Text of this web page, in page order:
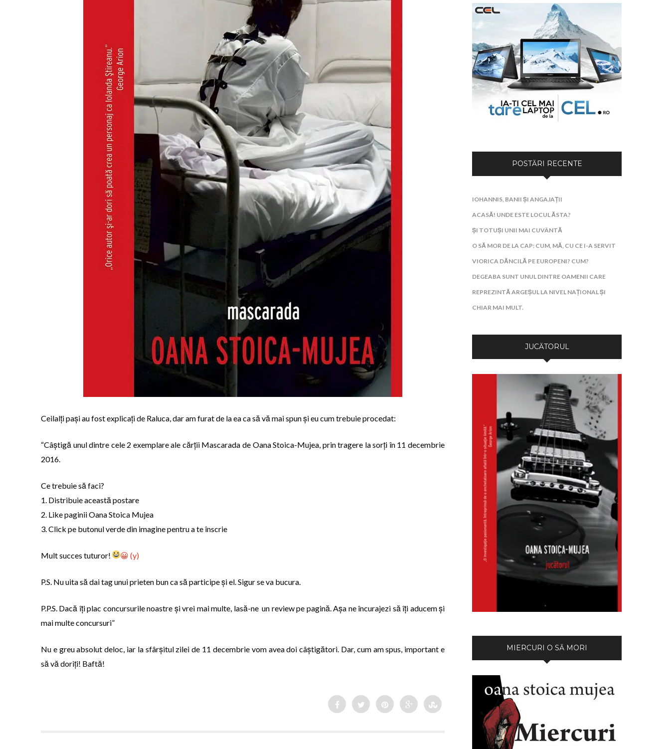
Ceilalți pași au fost explicați de Raluca, dar am furat de la ea ca să vă mai spun și eu cum trebuie procedat:
“Câștigă unul dintre cele 2 exemplare ale cărții Mascarada de Oana Stoica-Mujea, prin tragere la sorți în 11 decembrie
2016.
Ce trebuie să faci?
1. Distribuie această postare
2. Like paginii Oana Stoica Mujea
3. Click pe butonul verde din imagine pentru a te înscrie
Mult succes tuturor! 😀 (y)
P.S. Nu uita să dai tag unui prieten bun ca să participe și el. Sigur se va bucura.
P.P.S. Dacă îți plac concursurile noastre și vrei mai multe, lasă-ne un review pe pagină. Așa ne încurajezi să îți aducem și
mai multe concursuri”
Nu e greu absolut deloc, iar la sfârșitul zilei de 11 decembrie vom avea doi câștigători. Dar, cum am spus, important e
să vă doriți! Baftă!
POSTĂRI RECENTE
IOHANNIS, BANII ȘI ANGAJAȚII
ACASĂ! UNDE ESTE LOCUL ĂSTA?
ȘI TOTUȘI UNII MAI CUVÂNTĂ
O SĂ MOR DE LA CAP: CUM, MĂ, CU CE I-A SERVIT
VIORICA DĂNCILĂ PE EUROPENI? CUM?
DEGEABA SUNT UNUL DINTRE OAMENII CARE
REPREZINTĂ ARGEȘUL LA NIVEL NAȚIONAL ȘI
CHIAR MAI MULT.
JUCĂTORUL
MIERCURI O SĂ MORI